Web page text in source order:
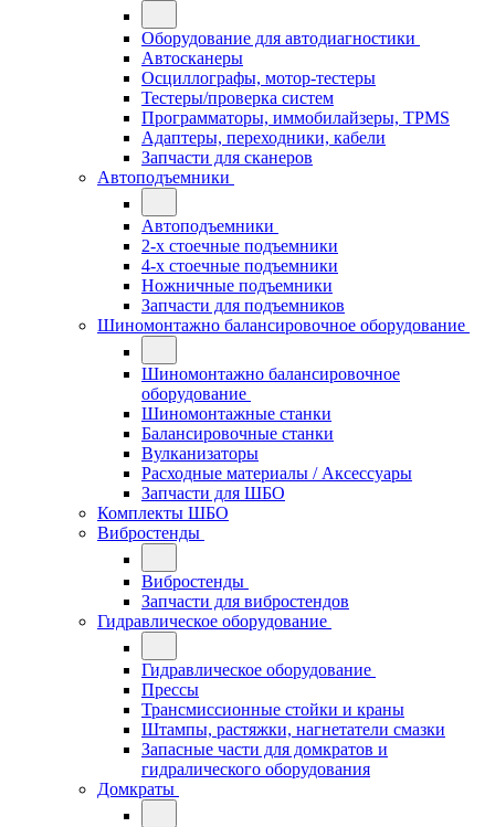
Оборудование для автодиагностики
Автосканеры
Осциллографы, мотор-тестеры
Тестеры/проверка систем
Программаторы, иммобилайзеры, TPMS
Адаптеры, переходники, кабели
Запчасти для сканеров
Автоподъемники
Автоподъемники
2-х стоечные подъемники
4-х стоечные подъемники
Ножничные подъемники
Запчасти для подъемников
Шиномонтажно балансировочное оборудование
Шиномонтажно балансировочное
оборудование
Шиномонтажные станки
Балансировочные станки
Вулканизаторы
Расходные материалы / Аксессуары
Запчасти для ШБО
Комплекты ШБО
Вибростенды
Вибростенды
Запчасти для вибростендов
Гидравлическое оборудование
Гидравлическое оборудование
Прессы
Трансмиссионные стойки и краны
Штампы, растяжки, нагнетатели смазки
Запасные части для домкратов и
гидралического оборудования
Домкраты